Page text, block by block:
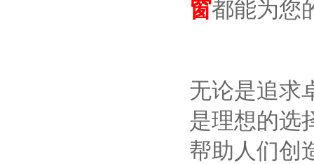
窗都能为您
无论是追求
是理想的选
帮助人们创